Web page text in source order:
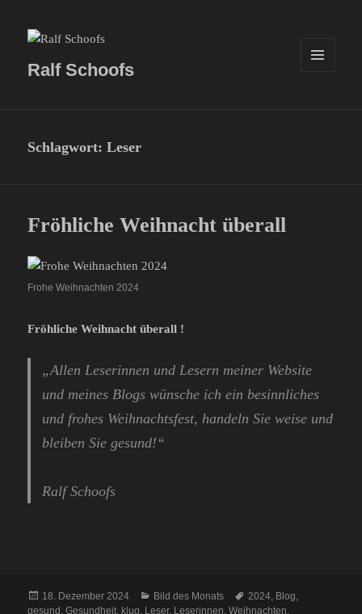
Ralf Schoofs
Schlagwort:Leser
Fröhliche Weihnacht überall
Frohe Weihnachten 2024
Fröhliche Weihnacht überall !
„Allen Leserinnen und Lesern meiner Website
und meines Blogs wünsche ich ein besinnliches
und frohes Weihnachtsfest, handeln Sie weise und
bleiben Sie gesund!“
Ralf Schoofs
Veröffentlicht
am
18. Dezember 2024 Kategorien
Bild des Monats Schlagwörter
2024 Blog
gesund ,Gesundheit klug Leser, Leserinnen ,Weihnachten